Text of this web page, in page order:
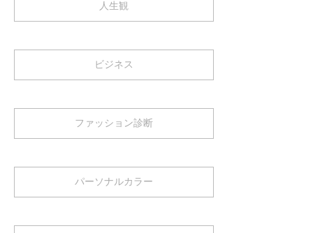
人生観
ビジネス
ファッション診断
パーソナルカラー